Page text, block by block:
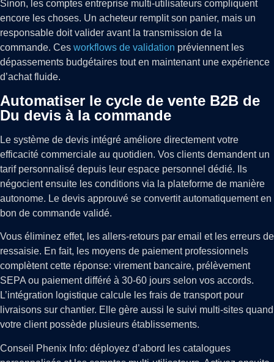
Sinon, les comptes entreprise multi-utilisateurs compliquent
encore les choses. Un acheteur remplit son panier, mais un
responsable doit valider avant la transmission de la
commande. Ces workflows de validation préviennent les
dépassements budgétaires tout en maintenant une expérience
d’achat fluide.
Automatiser le cycle de vente B2B de
Du devis à la commande
Le système de devis intégré améliore directement votre
efficacité commerciale au quotidien. Vos clients demandent un
tarif personnalisé depuis leur espace personnel dédié. Ils
négocient ensuite les conditions via la plateforme de manière
autonome. Le devis approuvé se convertit automatiquement en
bon de commande validé.
Vous éliminez effet, les allers-retours par email et les erreurs de
ressaisie. En fait, les moyens de paiement professionnels
complètent cette réponse: virement bancaire, prélèvement
SEPA ou paiement différé à 30-60 jours selon vos accords.
L’intégration logistique calcule les frais de transport pour
livraisons sur chantier. Elle gère aussi le suivi multi-sites quand
votre client possède plusieurs établissements.
Conseil Phenix Info: déployez d’abord les catalogues